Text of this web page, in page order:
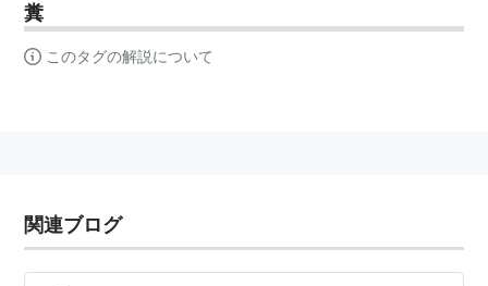
糞
このタグの解説について
関連ブログ